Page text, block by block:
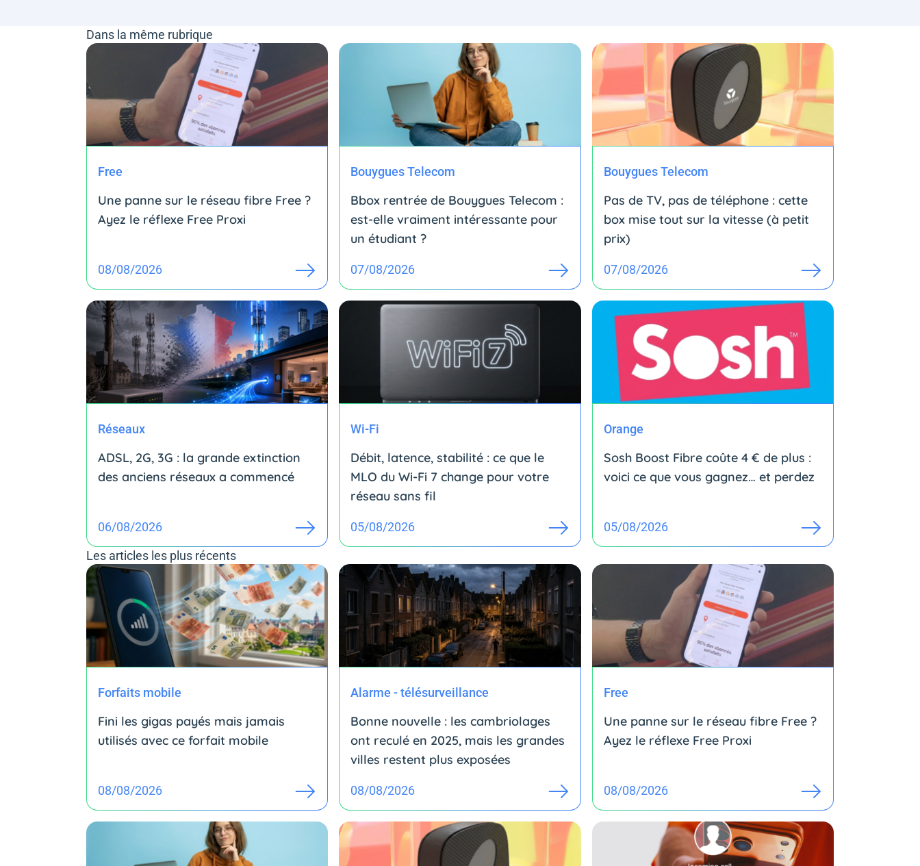
Dans la même rubrique
Free
Une panne sur le réseau fibre Free ?
Ayez le réflexe Free Proxi
08/08/2026
Bouygues Telecom
Bbox rentrée de Bouygues Telecom :
est-elle vraiment intéressante pour
un étudiant ?
07/08/2026
Bouygues Telecom
Pas de TV, pas de téléphone : cette
box mise tout sur la vitesse (à petit
prix)
07/08/2026
Réseaux
ADSL, 2G, 3G : la grande extinction
des anciens réseaux a commencé
06/08/2026
Wi-Fi
Débit, latence, stabilité : ce que le
MLO du Wi-Fi 7 change pour votre
réseau sans fil
05/08/2026
Orange
Sosh Boost Fibre coûte 4 € de plus :
voici ce que vous gagnez… et perdez
05/08/2026
Les articles les plus récents
Forfaits mobile
Fini les gigas payés mais jamais
utilisés avec ce forfait mobile
08/08/2026
Alarme - télésurveillance
Bonne nouvelle : les cambriolages
ont reculé en 2025, mais les grandes
villes restent plus exposées
08/08/2026
Free
Une panne sur le réseau fibre Free ?
Ayez le réflexe Free Proxi
08/08/2026